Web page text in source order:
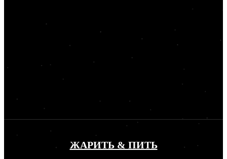
ЖАРИТЬ & ПИТЬ